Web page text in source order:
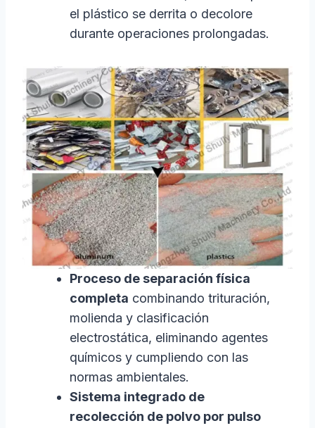
el plástico se derrita o decolore
durante operaciones prolongadas.
Proceso de separación física
completa combinando trituración,
molienda y clasificación
electrostática, eliminando agentes
químicos y cumpliendo con las
normas ambientales.
Sistema integrado de
recolección de polvo por pulso